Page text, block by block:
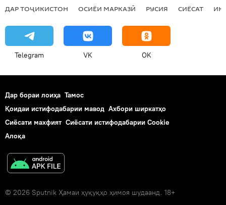
ДАР ТОҶИКИСТОН ОСИЁИ МАРКАЗӢ РУСИЯ СИЁСАТ
Telegram VK OK
Дар бораи лоиҳа Тамос
Қоидаи истифодабарии мавод Ахбори ширкатҳо
Сиёсати махфият Сиёсати истифодабарии Cookie
Алоқа
© 2026 Sputnik Ҳамаи ҳуқуқҳо ҳимоя шудаанд. 18+